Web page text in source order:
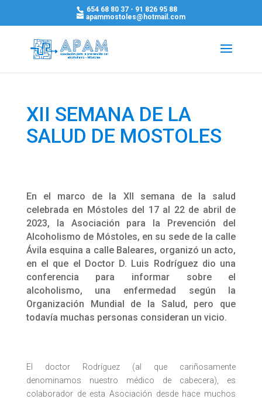
654 68 80 37 - 91 826 95 88
apammostoles@hotmail.com
XII SEMANA DE LA
SALUD DE MOSTOLES
En el marco de la XII semana de la salud
celebrada en Móstoles del 17 al 22 de abril de
2023, la Asociación para la Prevención del
Alcoholismo de Móstoles, en su sede de la calle
Ávila esquina a calle Baleares, organizó un acto,
en el que el Doctor D. Luis Rodríguez dio una
conferencia para informar sobre el
alcoholismo, una enfermedad según la
Organización Mundial de la Salud, pero que
todavía muchas personas consideran un vicio.
El doctor Rodríguez (al que cariñosamente
denominamos nuestro médico de cabecera), es
colaborador de esta Asociación desde hace muchos